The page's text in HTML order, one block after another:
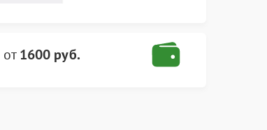
от1600 руб.